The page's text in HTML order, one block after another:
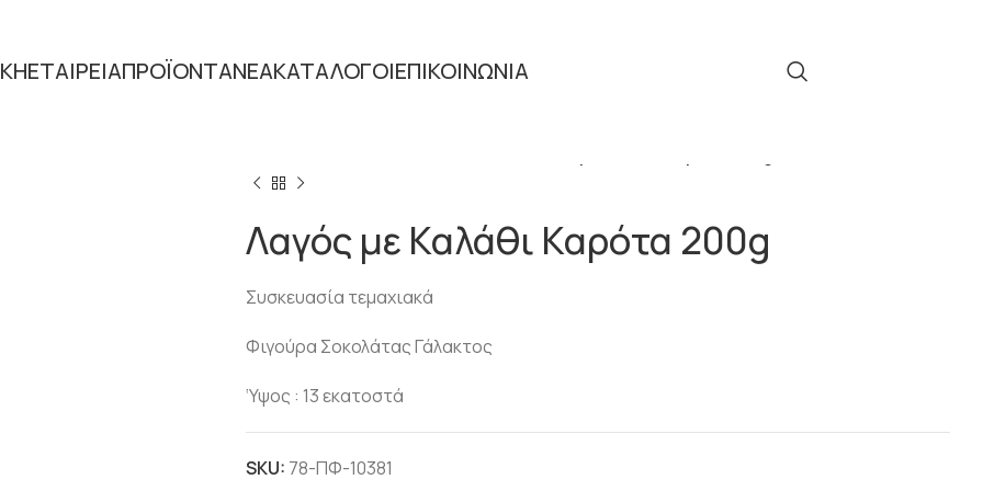
ΕΤΑΙΡΕΙΑΠΡΟΪΟΝΤΑΝΕΑΚΑΤΑΛΟΓΟΙΕΠΙΚΟΙΝΩΝΙΑ
Λαγός με Καλάθι Καρότα 200g
Συσκευασία τεμαχιακά
Φιγούρα Σοκολάτας Γάλακτος
‘Υψος : 13 εκατοστά
SKU: 78-ΠΦ-10381